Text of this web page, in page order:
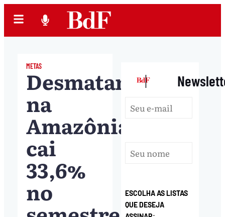
METAS
Desmatamento
na
Amazônia
cai
33,6%
no
|
ESCOLHA AS LISTAS
QUE DESEJA